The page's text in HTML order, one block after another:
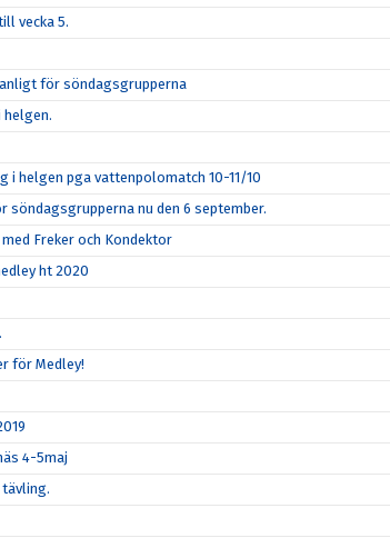
vecka 5.
för söndagsgrupperna
helgen.
i helgen pga vattenpolomatch 10-11/10
söndagsgrupperna nu den 6 september.
Freker och Kondektor
ht 2020
för Medley!
4-5maj
tävling.